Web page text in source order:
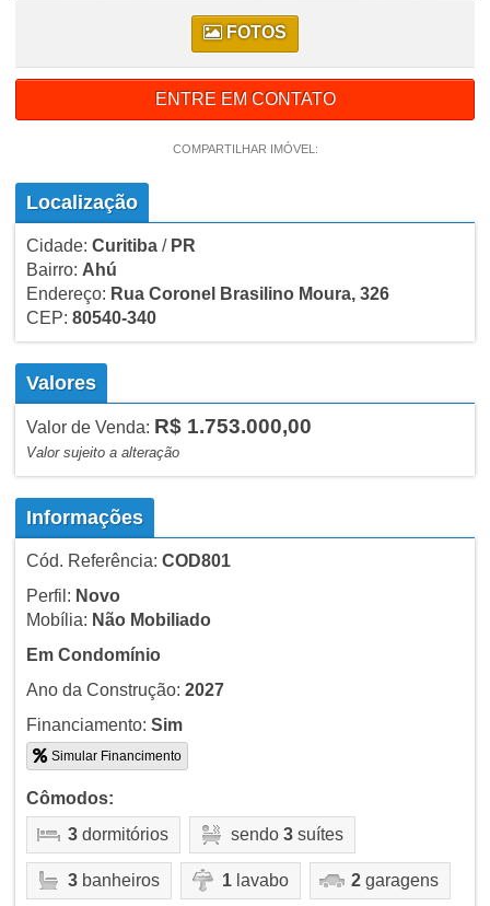
FOTOS
ENTRE EM CONTATO
COMPARTILHAR IMÓVEL:
Localização
Cidade: Curitiba/ PR
Bairro: Ahú
Endereço: Rua Coronel Brasilino Moura, 326
CEP: 80540-340
Valores
Valor de Venda: R$ 1.753.000,00
Valor sujeito a alteração
Informações
Cód. Referência: COD801
Perfil: Novo
Mobília: Não Mobiliado
Em Condomínio
Ano da Construção: 2027
Financiamento: Sim
Simular Financimento
Cômodos:
3dormitórios sendo 3suítes
3banheiros 1lavabo 2garagens